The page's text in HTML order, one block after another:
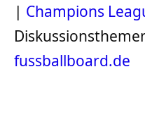
| Champions
fussballboard.de